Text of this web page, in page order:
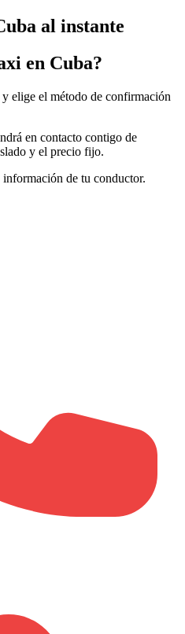
al instante
en Cuba?
elige el método de confirmación
en contacto contigo de
y el precio fijo.
de tu conductor.